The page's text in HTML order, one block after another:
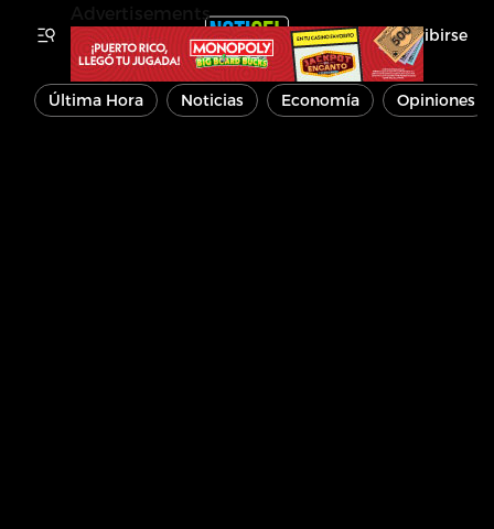
Inscribirse
Última Hora Noticias Economía Opiniones
Advertisements